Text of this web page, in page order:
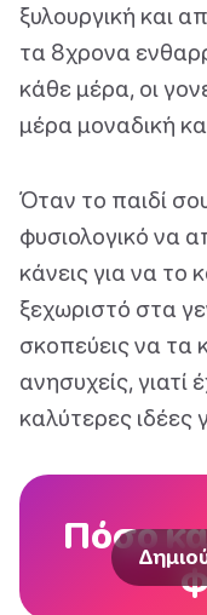
ξυλουργική και
τα 8χρονα
κάθε μέρα, οι
μέρα μοναδική
Όταν το παιδί σου
φυσιολογικό να
κάνεις για να το
ξεχωριστό στα
σκοπεύεις να τα
ανησυχείς, γιατί
καλύτερες ιδέες
Πόσο